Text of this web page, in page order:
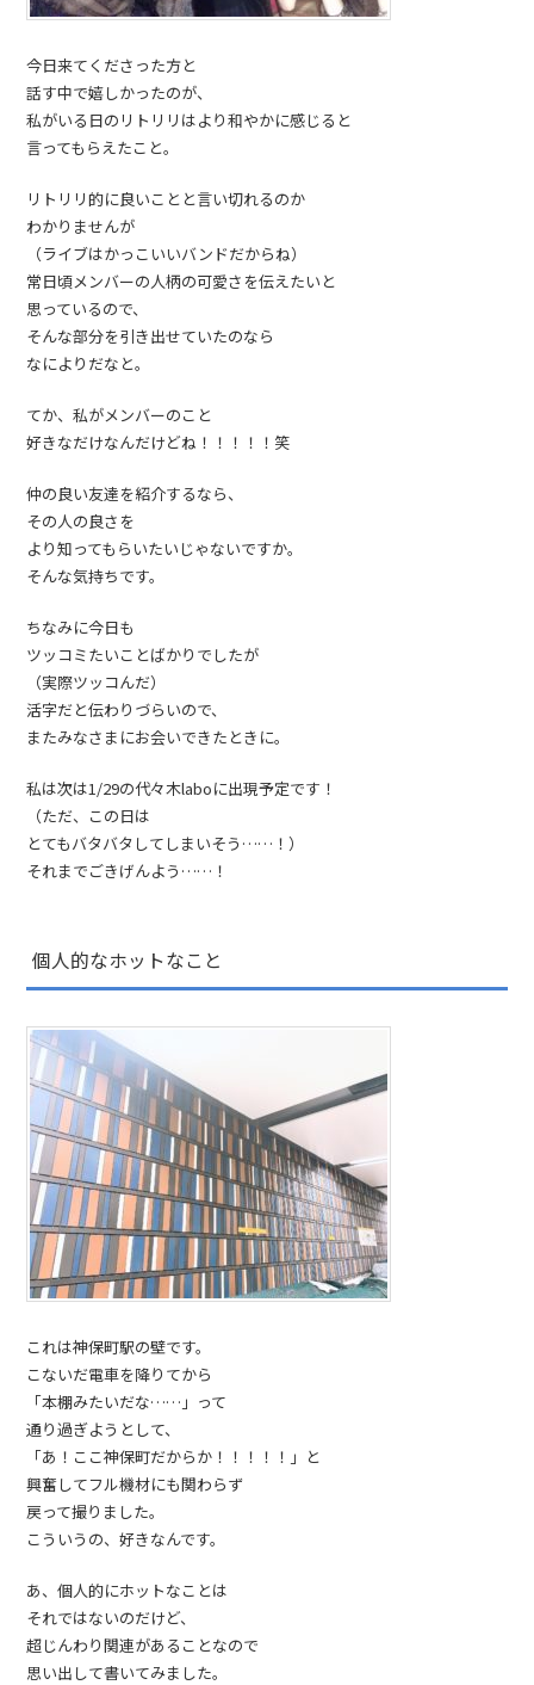
今日来てくださった方と
話す中で嬉しかったのが、
私がいる日のリトリリはより和やかに感じると
言ってもらえたこと。
リトリリ的に良いことと言い切れるのか
わかりませんが
（ライブはかっこいいバンドだからね）
常日頃メンバーの人柄の可愛さを伝えたいと
思っているので、
そんな部分を引き出せていたのなら
なによりだなと。
てか、私がメンバーのこと
好きなだけなんだけどね！！！！！笑
仲の良い友達を紹介するなら、
その人の良さを
より知ってもらいたいじゃないですか。
そんな気持ちです。
ちなみに今日も
ツッコミたいことばかりでしたが
（実際ツッコんだ）
活字だと伝わりづらいので、
またみなさまにお会いできたときに。
私は次は1/29の代々木laboに出現予定です！
（ただ、この日は
とてもバタバタしてしまいそう……！）
それまでごきげんよう……！
個人的なホットなこと
これは神保町駅の壁です。
こないだ電車を降りてから
「本棚みたいだな……」って
通り過ぎようとして、
「あ！ここ神保町だからか！！！！！」と
興奮してフル機材にも関わらず
戻って撮りました。
こういうの、好きなんです。
あ、個人的にホットなことは
それではないのだけど、
超じんわり関連があることなので
思い出して書いてみました。